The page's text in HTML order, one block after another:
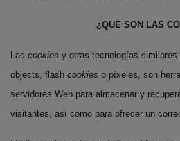
¿QUÉ SON LAS
Las cookies y otras tecnologías
objects, flash cookies o píxeles, son
servidores Web para almacenar y
visitantes, así como para ofrecer un